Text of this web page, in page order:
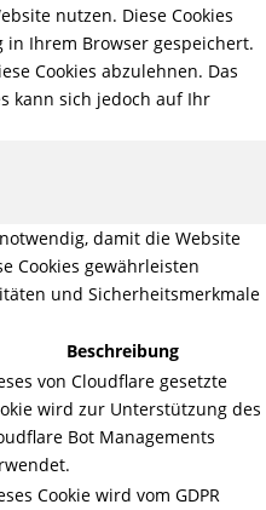
nutzen. Diese Cookies
Ihrem Browser gespeichert.
Cookies abzulehnen. Das
kann sich jedoch auf Ihr
damit die Website
Cookies gewährleisten
und Sicherheitsmerkmale
Beschreibung
von Cloudflare gesetzte
wird zur Unterstützung des
Bot Managements
Cookie wird vom GDPR